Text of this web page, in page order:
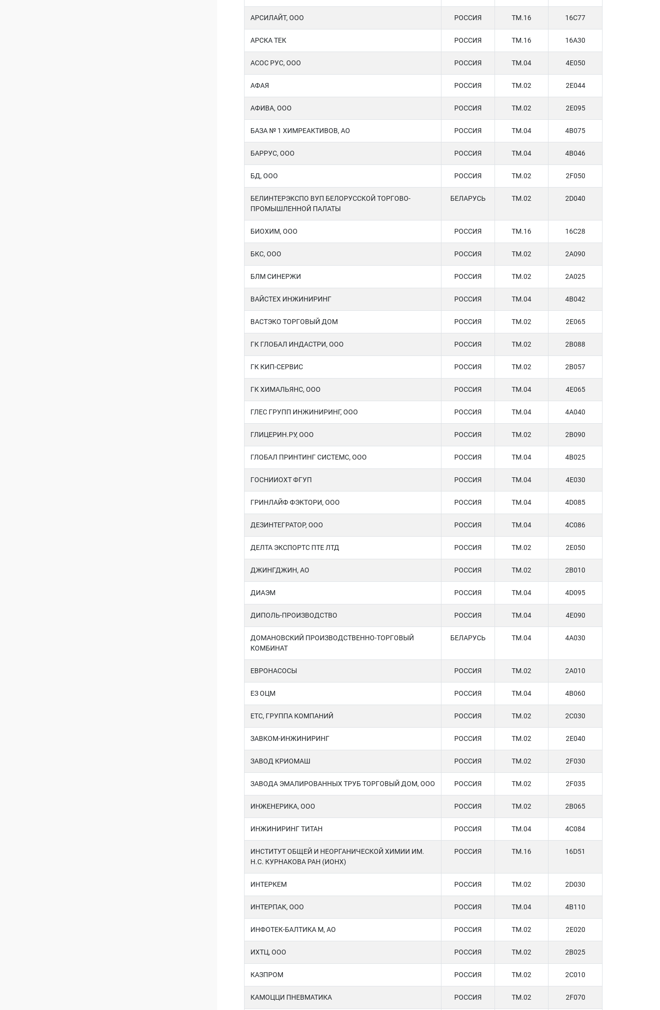
АРСИЛАЙТ, ООО РОССИЯ TM.16 16C77
АРСКА ТЕК РОССИЯ TM.16 16A30
АСОС РУС, ООО РОССИЯ TM.04 4E050
АФАЯ РОССИЯ TM.02 2E044
АФИВА, ООО РОССИЯ TM.02 2E095
БАЗА № 1 ХИМРЕАКТИВОВ, АО РОССИЯ TM.04 4B075
БАРРУС, ООО РОССИЯ TM.04 4B046
БД, ООО РОССИЯ TM.02 2F050
БЕЛИНТЕРЭКСПО ВУП БЕЛОРУССКОЙ ТОРГОВО-
ПРОМЫШЛЕННОЙ ПАЛАТЫ
БЕЛАРУСЬ TM.02 2D040
БИОХИМ, ООО РОССИЯ TM.16 16C28
БКС, ООО РОССИЯ TM.02 2A090
БЛМ СИНЕРЖИ РОССИЯ TM.02 2A025
ВАЙСТЕХ ИНЖИНИРИНГ РОССИЯ TM.04 4B042
ВАСТЭКО ТОРГОВЫЙ ДОМ РОССИЯ TM.02 2E065
ГК ГЛОБАЛ ИНДАСТРИ, ООО РОССИЯ TM.02 2B088
ГК КИП-СЕРВИС РОССИЯ TM.02 2B057
ГК ХИМАЛЬЯНС, ООО РОССИЯ TM.04 4E065
ГЛЕС ГРУПП ИНЖИНИРИНГ, ООО РОССИЯ TM.04 4A040
ГЛИЦЕРИН.РУ, ООО РОССИЯ TM.02 2B090
ГЛОБАЛ ПРИНТИНГ СИСТЕМС, OOO РОССИЯ TM.04 4B025
ГОСНИИОХТ ФГУП РОССИЯ TM.04 4E030
ГРИНЛАЙФ ФЭКТОРИ, ООО РОССИЯ TM.04 4D085
ДЕЗИНТЕГРАТОР, ООО РОССИЯ TM.04 4C086
ДЕЛТА ЭКСПОРТС ПТЕ ЛТД РОССИЯ TM.02 2E050
ДЖИНГДЖИН, АО РОССИЯ TM.02 2B010
ДИАЭМ РОССИЯ TM.04 4D095
ДИПОЛЬ-ПРОИЗВОДСТВО РОССИЯ TM.04 4E090
ДОМАНОВСКИЙ ПРОИЗВОДСТВЕННО-ТОРГОВЫЙ
КОМБИНАТ
БЕЛАРУСЬ TM.04 4A030
ЕВРОНАСОСЫ РОССИЯ TM.02 2A010
ЕЗ ОЦМ РОССИЯ TM.04 4B060
ЕТС, ГРУППА КОМПАНИЙ РОССИЯ TM.02 2C030
ЗАВКОМ-ИНЖИНИРИНГ РОССИЯ TM.02 2E040
ЗАВОД КРИОМАШ РОССИЯ TM.02 2F030
ЗАВОДА ЭМАЛИРОВАННЫХ ТРУБ ТОРГОВЫЙ ДОМ, ООО РОССИЯ TM.02 2F035
ИНЖЕНЕРИКА, ООО РОССИЯ TM.02 2B065
ИНЖИНИРИНГ ТИТАН РОССИЯ TM.04 4C084
ИНСТИТУТ ОБЩЕЙ И НЕОРГАНИЧЕСКОЙ ХИМИИ ИМ.
Н.С. КУРНАКОВА РАН (ИОНХ)
РОССИЯ TM.16 16D51
ИНТЕРКЕМ РОССИЯ TM.02 2D030
ИНТЕРПАК, ООО РОССИЯ TM.04 4B110
ИНФОТЕК-БАЛТИКА М, АО РОССИЯ TM.02 2E020
ИХТЦ, ООО РОССИЯ TM.02 2B025
КАЗПРОМ РОССИЯ TM.02 2C010
КАМОЦЦИ ПНЕВМАТИКА РОССИЯ TM.02 2F070